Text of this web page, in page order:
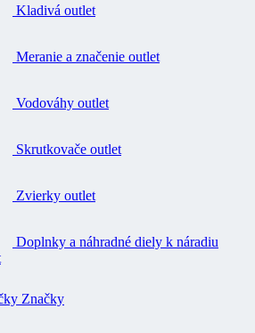
Kladivá outlet
Meranie a značenie outlet
Vodováhy outlet
Skrutkovače outlet
Zvierky outlet
Doplnky a náhradné diely k náradiu
Značky